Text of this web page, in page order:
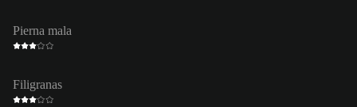
Pierna mala
Filigranas